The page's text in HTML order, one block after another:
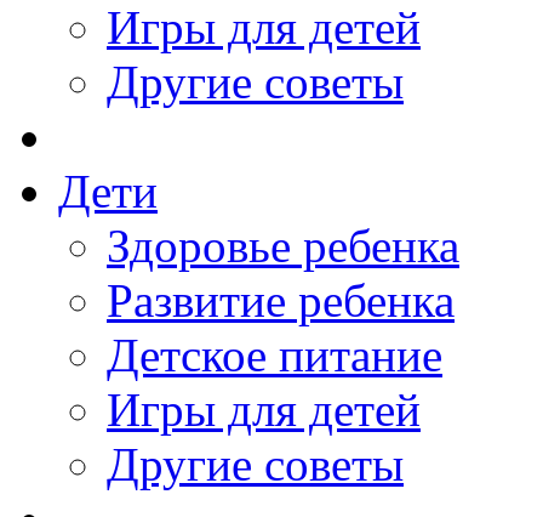
Игры для детей
Другие советы
Дети
Здоровье ребенка
Развитие ребенка
Детское питание
Игры для детей
Другие советы